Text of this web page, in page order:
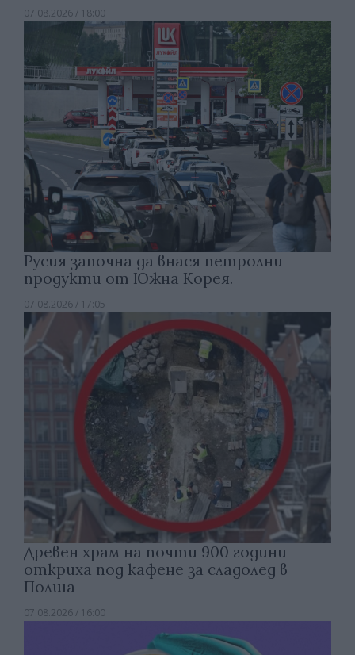
07.08.2026 / 18:00
Русия започна да внася петролни
продукти от Южна Корея.
07.08.2026 / 17:05
Древен храм на почти 900 години
откриха под кафене за сладолед в
Полша
07.08.2026 / 16:00